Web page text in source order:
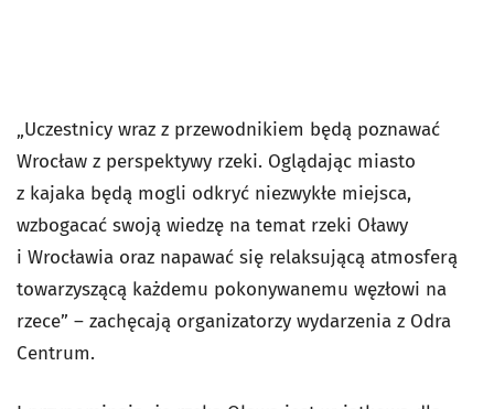
„Uczestnicy wraz z przewodnikiem będą poznawać
Wrocław z perspektywy rzeki. Oglądając miasto
z kajaka będą mogli odkryć niezwykłe miejsca,
wzbogacać swoją wiedzę na temat rzeki Oławy
i Wrocławia oraz napawać się relaksującą atmosferą
towarzyszącą każdemu pokonywanemu węzłowi na
rzece” – zachęcają organizatorzy wydarzenia z Odra
Centrum.